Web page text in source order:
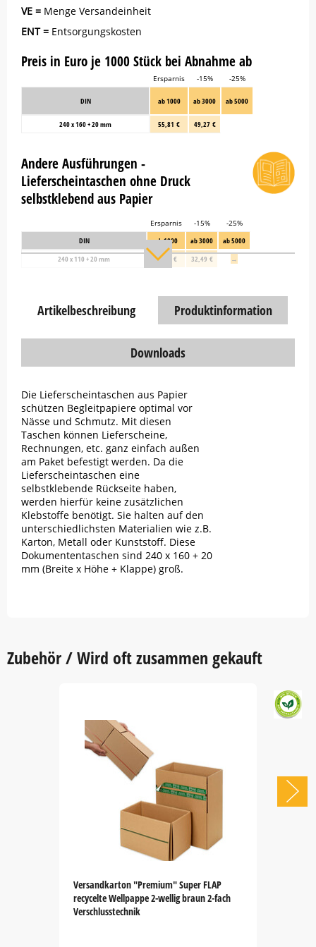
VE = Menge Versandeinheit
ENT = Entsorgungskosten
Preis in Euro je 1000 Stück bei Abnahme ab
Ersparnis -15% -25%
DIN ab 1000 ab 3000 ab 5000
240 x 160 + 20 mm 55,81 € 49,27 €
Andere Ausführungen -
Lieferscheintaschen ohne Druck
selbstklebend aus Papier
Ersparnis -15%
-25%
DIN
ab 1000 ab 3000
ab 5000
240 x 110 + 20 mm
36,77 € 32,49 € →
Artikelbeschreibung Produktinformation
Downloads
Die Lieferscheintaschen aus Papier
schützen Begleitpapiere optimal vor
Nässe und Schmutz. Mit diesen
Taschen können Lieferscheine,
Rechnungen, etc. ganz einfach außen
am Paket befestigt werden. Da die
Lieferscheintaschen eine
selbstklebende Rückseite haben,
werden hierfür keine zusätzlichen
Klebstoffe benötigt. Sie halten auf den
unterschiedlichsten Materialien wie z.B.
Karton, Metall oder Kunststoff. Diese
Dokumententaschen sind 240 x 160 + 20
mm (Breite x Höhe + Klappe) groß.
Zubehör / Wird oft zusammen gekauft
Versandkarton "Premium" Super FLAP
recycelte Wellpappe 2-wellig braun 2-fach
Verschlusstechnik